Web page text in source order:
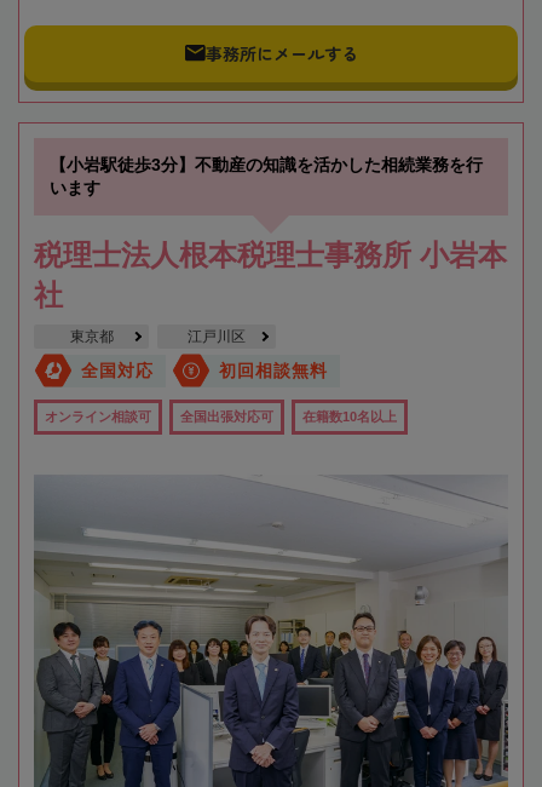
事務所にメールする
【小岩駅徒歩3分】不動産の知識を活かした相続業務を行
います
税理士法人根本税理士事務所 小岩本
社
東京都 江戸川区
全国対応 初回相談無料
オンライン相談可 全国出張対応可 在籍数10名以上